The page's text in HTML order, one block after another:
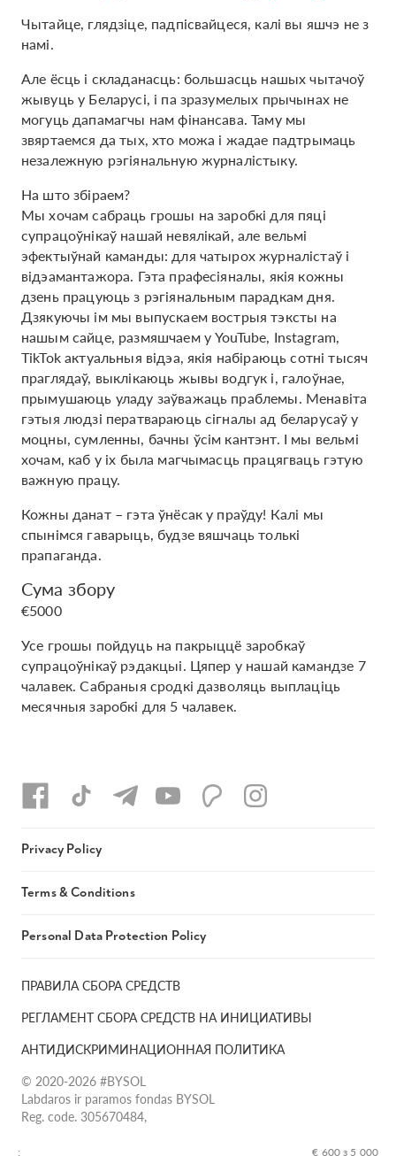
Чытайце, глядзіце, падпісвайцеся, калі вы яшчэ не з
намі.
Але ёсць і складанасць: большасць нашых чытачоў
жывуць у Беларусі, і па зразумелых прычынах не
могуць дапамагчы нам фінансава. Таму мы
звяртаемся да тых, хто можа і жадае падтрымаць
незалежную рэгіянальную журналістыку.
На што збіраем?
Мы хочам сабраць грошы на заробкі для пяці
супрацоўнікаў нашай невялікай, але вельмі
эфектыўнай каманды: для чатырох журналістаў і
відэамантажора. Гэта прафесіяналы, якія кожны
дзень працуюць з рэгіянальным парадкам дня.
Дзякуючы ім мы выпускаем вострыя тэксты на
нашым сайце, размяшчаем у YouTube, Instagram,
TikTok актуальныя відэа, якія набіраюць сотні тысяч
праглядаў, выклікаюць жывы водгук і, галоўнае,
прымушаюць уладу заўважаць праблемы. Менавіта
гэтыя людзі ператвараюць сігналы ад беларусаў у
моцны, сумленны, бачны ўсім кантэнт. І мы вельмі
хочам, каб у іх была магчымасць працягваць гэтую
важную працу.
Кожны данат – гэта ўнёсак у праўду! Калі мы
спынімся гаварыць, будзе вяшчаць толькі
прапаганда.
Сума збору
€5000
Усе грошы пойдуць на пакрыццё заробкаў
супрацоўнікаў рэдакцыі. Цяпер у нашай камандзе 7
чалавек. Сабраныя сродкі дазволяць выплаціць
месячныя заробкі для 5 чалавек.
: € 600 з 5 000
ПРАВИЛА СБОРА СРЕДСТВ
РЕГЛАМЕНТ СБОРА СРЕДСТВ НА ИНИЦИАТИВЫ
АНТИДИСКРИМИНАЦИОННАЯ ПОЛИТИКА
© 2020-2026 #BYSOL
Labdaros ir paramos fondas BYSOL
Reg. code. 305670484,
Privacy Policy
Terms & Conditions
Personal Data Protection Policy